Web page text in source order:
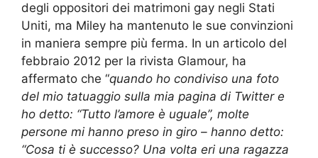
degli oppositori dei matrimoni gay negli Stati
Uniti, ma Miley ha mantenuto le sue convinzioni
in maniera sempre più ferma. In un articolo del
febbraio 2012 per la rivista Glamour, ha
affermato che “quando ho condiviso una foto
del mio tatuaggio sulla mia pagina di Twitter e
ho detto: “Tutto l’amore è uguale”, molte
persone mi hanno preso in giro – hanno detto:
“Cosa ti è successo? Una volta eri una ragazza